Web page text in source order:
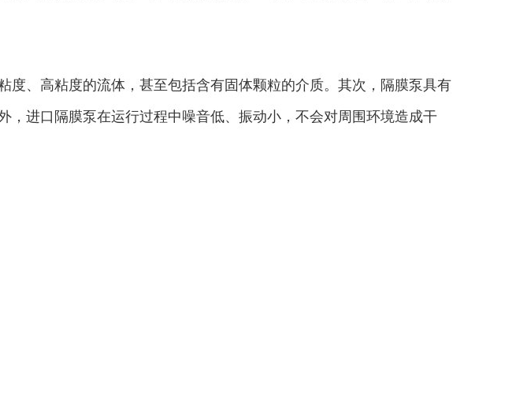
、高粘度的流体，甚至包括含有固体颗粒的介质。其次，隔膜泵具有
进口隔膜泵在运行过程中噪音低、振动小，不会对周围环境造成干